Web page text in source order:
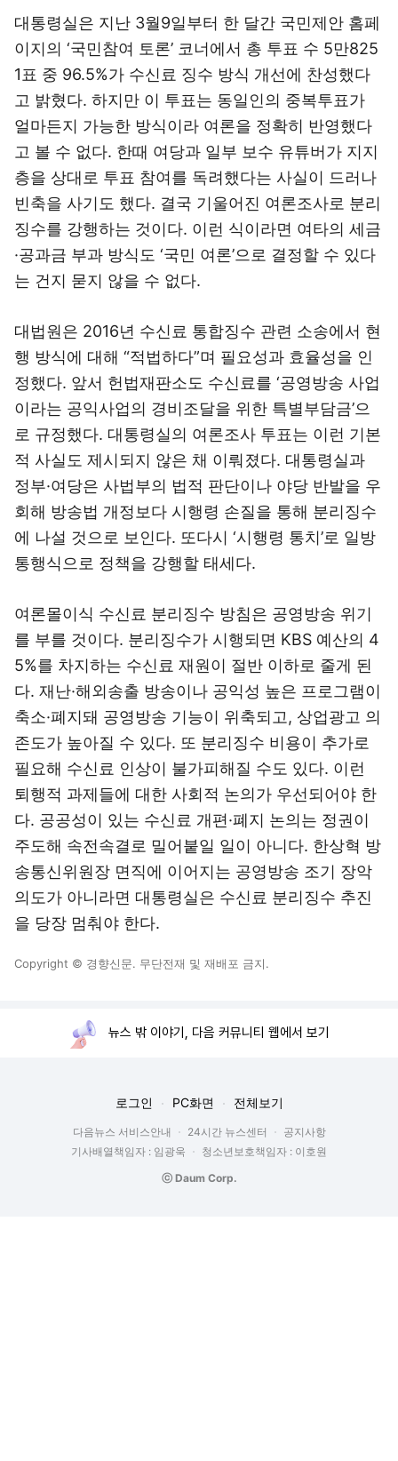
대통령실은 지난 3월9일부터 한 달간 국민제안 홈페
이지의 ‘국민참여 토론’ 코너에서 총 투표 수 5만825
1표 중 96.5%가 수신료 징수 방식 개선에 찬성했다
고 밝혔다. 하지만 이 투표는 동일인의 중복투표가
얼마든지 가능한 방식이라 여론을 정확히 반영했다
고 볼 수 없다. 한때 여당과 일부 보수 유튜버가 지지
층을 상대로 투표 참여를 독려했다는 사실이 드러나
빈축을 사기도 했다. 결국 기울어진 여론조사로 분리
징수를 강행하는 것이다. 이런 식이라면 여타의 세금
·공과금 부과 방식도 ‘국민 여론’으로 결정할 수 있다
는 건지 묻지 않을 수 없다.
대법원은 2016년 수신료 통합징수 관련 소송에서 현
행 방식에 대해 “적법하다”며 필요성과 효율성을 인
정했다. 앞서 헌법재판소도 수신료를 ‘공영방송 사업
이라는 공익사업의 경비조달을 위한 특별부담금’으
로 규정했다. 대통령실의 여론조사 투표는 이런 기본
적 사실도 제시되지 않은 채 이뤄졌다. 대통령실과
정부·여당은 사법부의 법적 판단이나 야당 반발을 우
회해 방송법 개정보다 시행령 손질을 통해 분리징수
에 나설 것으로 보인다. 또다시 ‘시행령 통치’로 일방
통행식으로 정책을 강행할 태세다.
여론몰이식 수신료 분리징수 방침은 공영방송 위기
를 부를 것이다. 분리징수가 시행되면 KBS 예산의 4
5%를 차지하는 수신료 재원이 절반 이하로 줄게 된
다. 재난·해외송출 방송이나 공익성 높은 프로그램이
축소·폐지돼 공영방송 기능이 위축되고, 상업광고 의
존도가 높아질 수 있다. 또 분리징수 비용이 추가로
필요해 수신료 인상이 불가피해질 수도 있다. 이런
퇴행적 과제들에 대한 사회적 논의가 우선되어야 한
다. 공공성이 있는 수신료 개편·폐지 논의는 정권이
주도해 속전속결로 밀어붙일 일이 아니다. 한상혁 방
송통신위원장 면직에 이어지는 공영방송 조기 장악
의도가 아니라면 대통령실은 수신료 분리징수 추진
을 당장 멈춰야 한다.
Copyright © 경향신문. 무단전재 및 재배포 금지.
뉴스 밖 이야기, 다음 커뮤니티 웹에서 보기
로그인 PC화면 전체보기
다음뉴스 서비스안내 24시간 뉴스센터
공지사항
기사배열책임자 : 임광욱
청소년보호책임자 : 이호원
ⓒ Daum Corp.